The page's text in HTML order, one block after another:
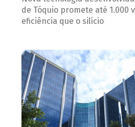
de Tóquio promete até 1.000
eficiência que o silício